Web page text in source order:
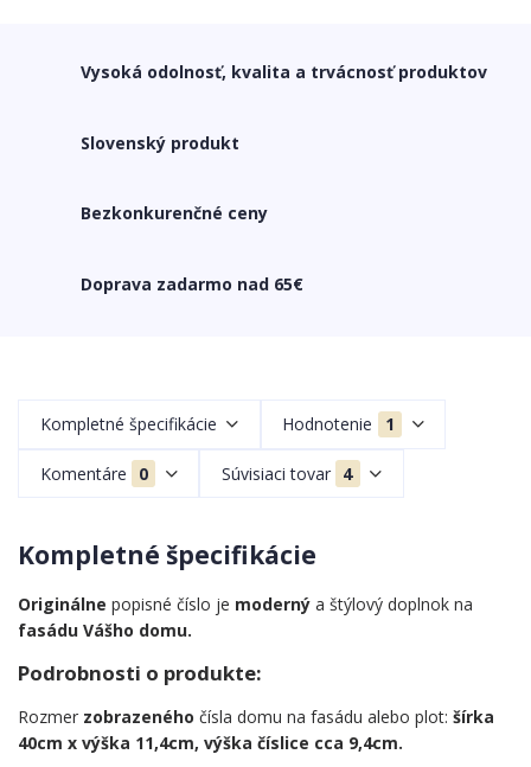
Vysoká odolnosť, kvalita a trvácnosť produktov
Slovenský produkt
Bezkonkurenčné ceny
Doprava zadarmo nad 65€
Kompletné špecifikácie Hodnotenie 1
Komentáre 0 Súvisiaci tovar 4
Kompletné špecifikácie
Originálne popisné číslo je moderný a štýlový doplnok na
fasádu Vášho domu.
Podrobnosti o produkte:
Rozmer zobrazeného čísla domu na fasádu alebo plot: šírka
40cm x výška 11,4cm, výška číslice cca 9,4cm.